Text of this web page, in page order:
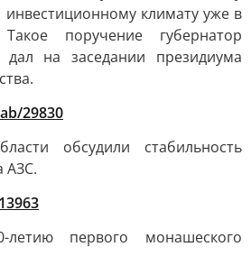
климату уже в
поручение губернатор
на заседании президиума
29830
обсудили стабильность
АЗС.
летию первого монашеского